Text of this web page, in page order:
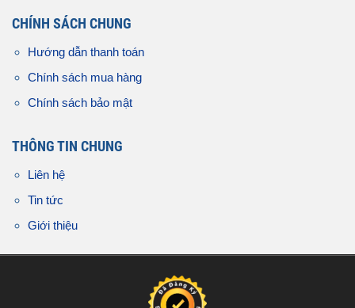
CHÍNH SÁCH CHUNG
Hướng dẫn thanh toán
Chính sách mua hàng
Chính sách bảo mật
THÔNG TIN CHUNG
Liên hệ
Tin tức
Giới thiệu